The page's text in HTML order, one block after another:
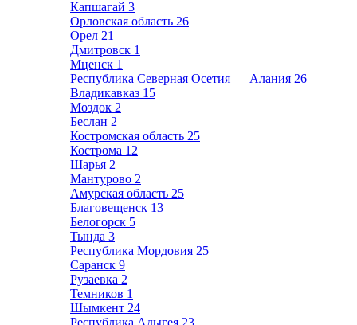
Капшагай 3
Орловская область 26
Орел 21
Дмитровск 1
Мценск 1
Республика Северная Осетия — Алания 26
Владикавказ 15
Моздок 2
Беслан 2
Костромская область 25
Кострома 12
Шарья 2
Мантурово 2
Амурская область 25
Благовещенск 13
Белогорск 5
Тында 3
Республика Мордовия 25
Саранск 9
Рузаевка 2
Темников 1
Шымкент 24
Республика Адыгея 23